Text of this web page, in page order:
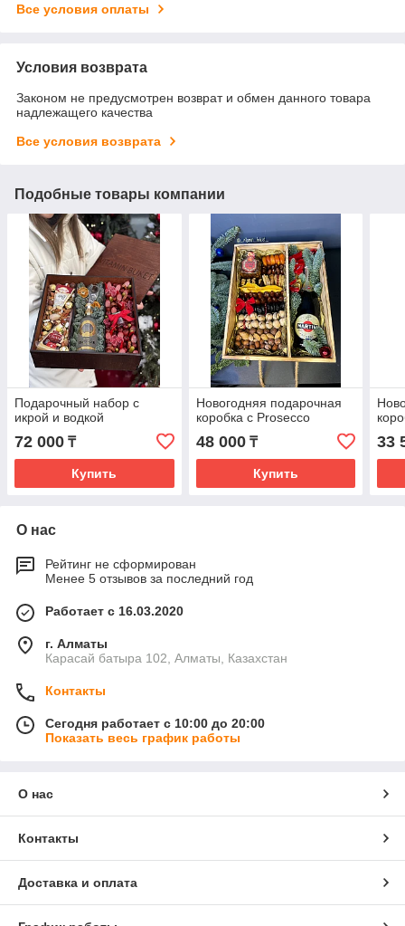
Все условия оплаты
Условия возврата
Законом не предусмотрен возврат и обмен данного товара
надлежащего качества
Все условия возврата
Подобные товары компании
Подарочный набор с
икрой и водкой
72 000 ₸
Купить
Новогодняя подарочная
коробка с Prosecco
48 000₸
Купить
33
О нас
Рейтинг не сформирован
Менее 5 отзывов за последний год
Работает с 16.03.2020
г. Алматы
Карасай батыра 102, Алматы, Казахстан
Контакты
Сегодня работает с 10:00 до 20:00
Показать весь график работы
О нас
Контакты
Доставка и оплата